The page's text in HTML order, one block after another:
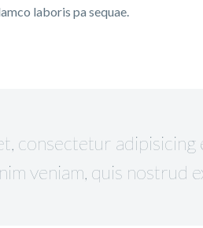
laboris pa sequae.
consectetur
veniam, quis nostrud